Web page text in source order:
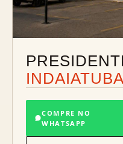
INDAIATUBA
COMPRE NO
WHATSAPP